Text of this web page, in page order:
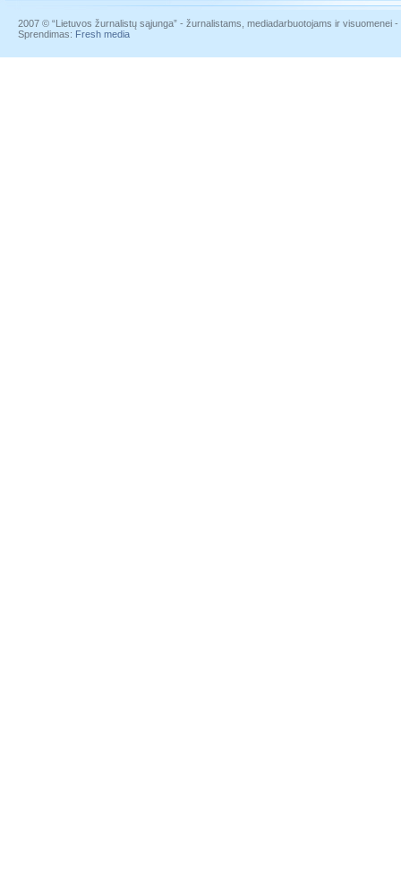
2007 © “Lietuvos žurnalistų sąjunga” - žurnalistams, mediadarbuotojams ir visuomenei
Sprendimas: Fresh media